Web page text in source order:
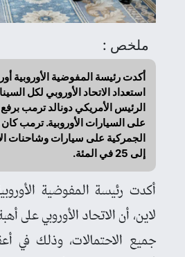
ملخص :
أكدت رئيسة المفوضية الأوروبية
استعداد الاتحاد الأوروبي لكل
الرئيس الأمريكي دونالد ترمب
على السيارات الأوروبية. ترمب
إلى 25 في المئة.
أكدت رئيسة المفوضية
لاين، أن الاتحاد الأوروبي على
جميع الاحتمالات، وذلك في